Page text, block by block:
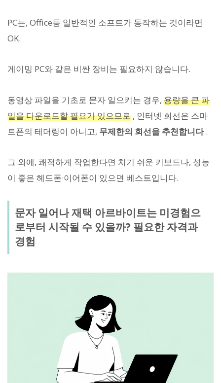
PC는, Office등 일반적인 소프트가 동작하는 것이라면
OK.
게이밍 PC와 같은 비싼 장비는 필요하지 않습니다.
동영상 파일을 기초로 문자 일으키는 경우, 용량을 큰 파
일을 다운로드할 필요가 있으므로 , 인터넷 회선은 스마
트폰의 테더링이 아니고, 무제한의 회선을 추천합니다.
그 외에, 쾌적하게 작업한다면 치기 쉬운 키보드나, 성능
이 좋은 헤드폰·이어폰이 있으면 베스트입니다.
문자 일어나 재택 아르바이트는 미경험으
로부터 시작될 수 있을까? 필요한 자격과
경험